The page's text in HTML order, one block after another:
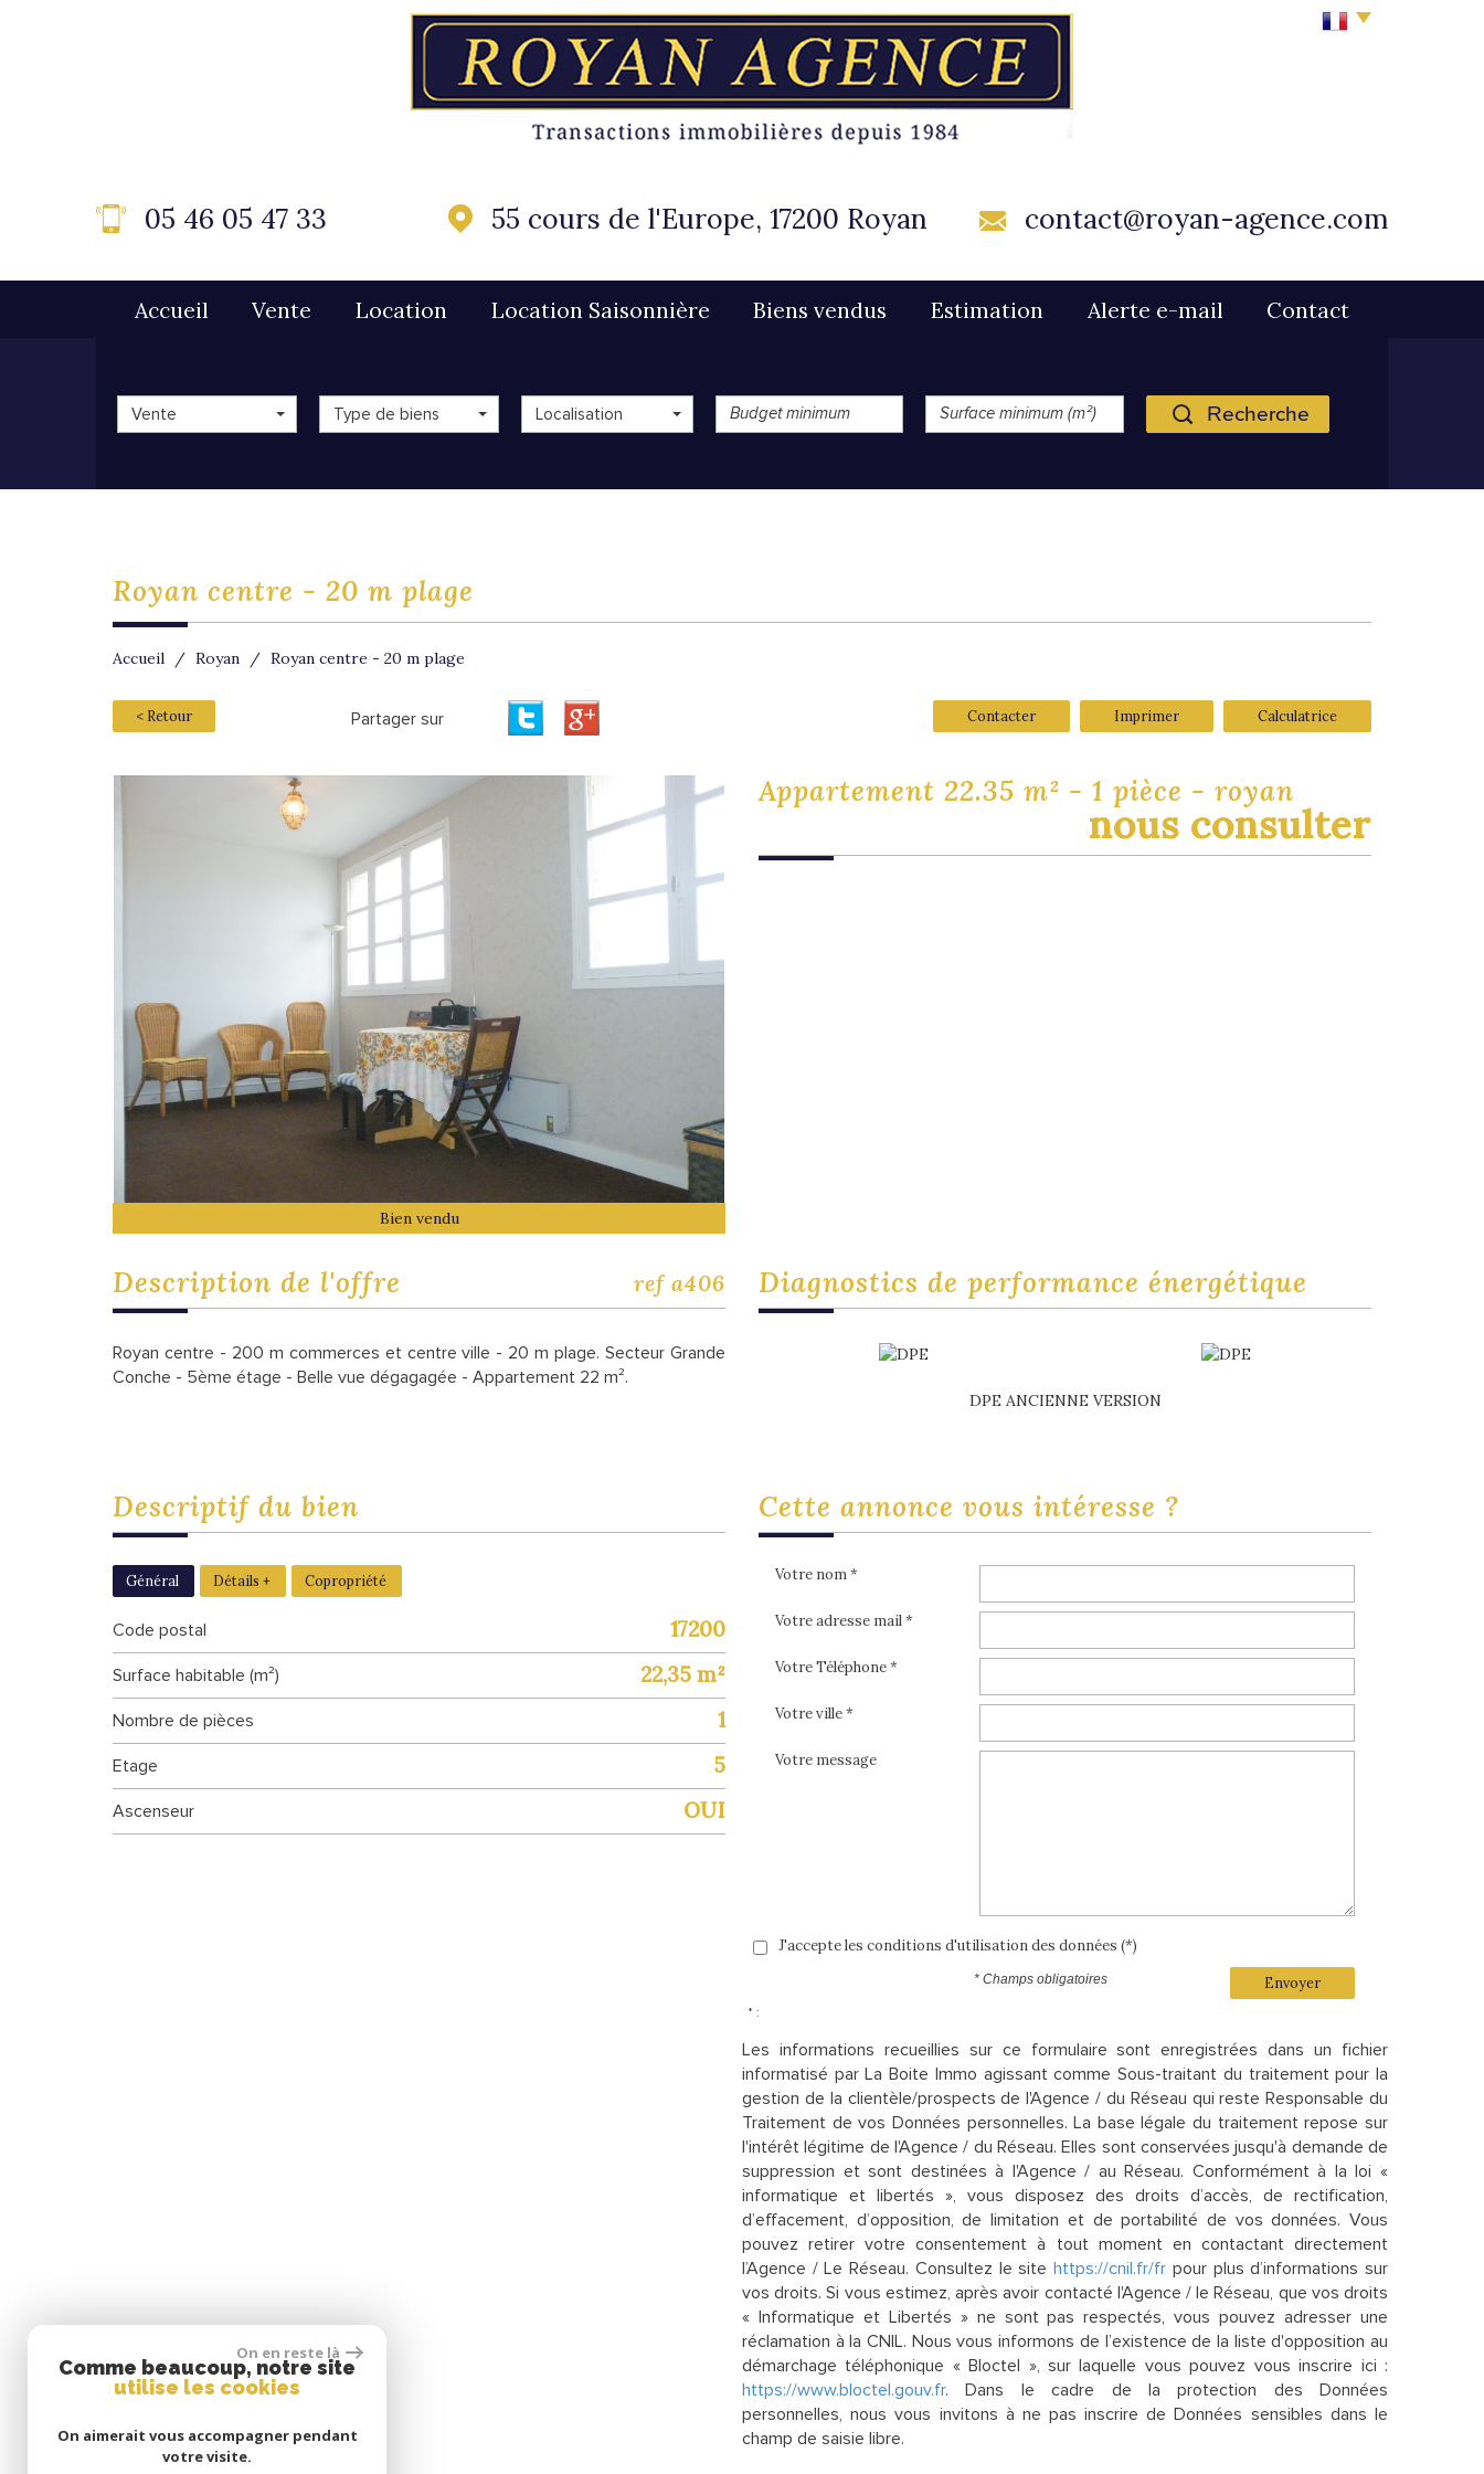
05 46 05 47 33 55 cours de l'Europe, 17200 Royan contact@royan-agence.com
Accueil Vente Location Location Saisonnière Biens vendus Estimation Alerte e-mail Contact
Vente Type de biens Localisation Recherche
royan centre - 20 m plage
Accueil Royan Royan centre - 20 m plage
< Retour Partager sur Contacter Imprimer Calculatrice
Bien vendu
appartement 22.35 m² - 1 pièce - royan
nous consulter
description de l'offre ref a406
Royan centre - 200 m commerces et centre ville - 20 m plage. Secteur Grande
Conche - 5ème étage - Belle vue dégagagée - Appartement 22 m².
diagnostics de performance énergétique
DPE ANCIENNE VERSION
descriptif du bien
Général Détails + Copropriété
Code postal 17200
Surface habitable (m²) 22,35 m²
Nombre de pièces 1
Etage 5
Ascenseur OUI
cette annonce vous intéresse ?
Votre nom *
Votre adresse mail *
Votre Téléphone *
Votre ville *
Votre message
J'accepte les conditions d'utilisation des données (*)
Envoyer
* Champs obligatoires
* :
Les informations recueillies sur ce formulaire sont enregistrées dans un fichier
informatisé par La Boite Immo agissant comme Sous-traitant du traitement pour la
gestion de la clientèle/prospects de l'Agence / du Réseau qui reste Responsable du
Traitement de vos Données personnelles. La base légale du traitement repose sur
l'intérêt légitime de l'Agence / du Réseau. Elles sont conservées jusqu'à demande de
suppression et sont destinées à l'Agence / au Réseau. Conformément à la loi «
informatique et libertés », vous disposez des droits d’accès, de rectification,
d’effacement, d’opposition, de limitation et de portabilité de vos données. Vous
pouvez retirer votre consentement à tout moment en contactant directement
l’Agence / Le Réseau. Consultez le sitehttps://cnil.fr/fr pour plus d’informations sur
vos droits. Si vous estimez, après avoir contacté l'Agence / le Réseau, que vos droits
« Informatique et Libertés » ne sont pas respectés, vous pouvez adresser une
réclamation à la CNIL. Nous vous informons de l’existence de la liste d'opposition au
démarchage téléphonique « Bloctel », sur laquelle vous pouvez vous inscrire ici :
https://www.bloctel.gouv.fr. Dans le cadre de la protection des Données
personnelles, nous vous invitons à ne pas inscrire de Données sensibles dans le
champ de saisie libre.
On en reste là
Comme beaucoup, notre site
utilise les cookies
On aimerait vous accompagner pendant
votre visite.